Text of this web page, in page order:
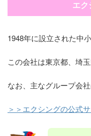
エク
1948年に設立された中
この会社は東京都、埼
なお、主なグループ会
＞＞エクシングの公式